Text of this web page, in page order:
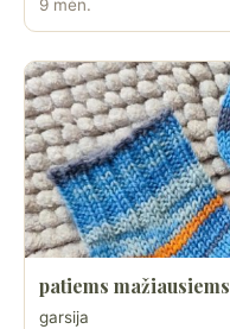
9 mėn.
patiems mažiausiems
garsija